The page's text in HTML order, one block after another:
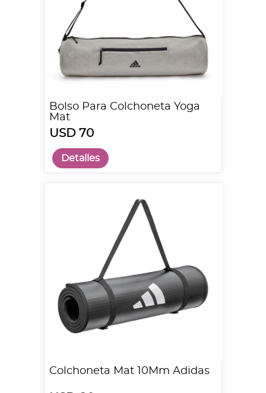
Bolso Para Colchoneta Yoga
Mat
USD 70
Detalles
Colchoneta Mat 10Mm Adidas